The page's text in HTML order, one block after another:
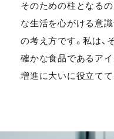
そのための柱となる
な生活を心がける意識
の考え方です。私は、
確かな食品であるア
増進に大いに役立て